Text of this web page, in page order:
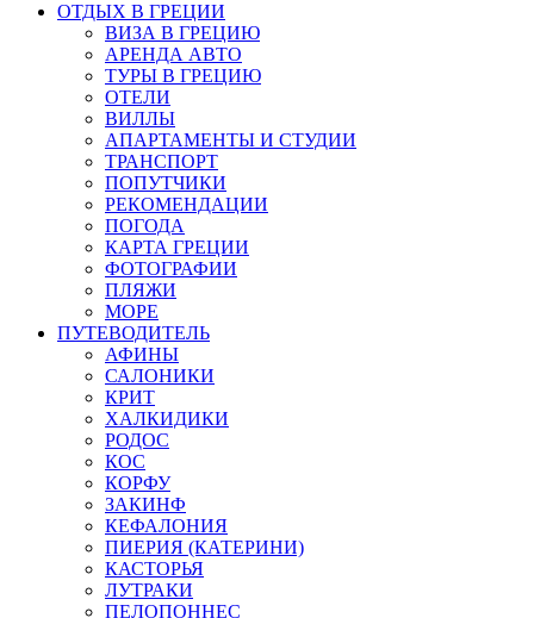
ОТДЫХ В ГРЕЦИИ
ВИЗА В ГРЕЦИЮ
АРЕНДА АВТО
ТУРЫ В ГРЕЦИЮ
ОТЕЛИ
ВИЛЛЫ
АПАРТАМЕНТЫ И СТУДИИ
ТРАНСПОРТ
ПОПУТЧИКИ
РЕКОМЕНДАЦИИ
ПОГОДА
КАРТА ГРЕЦИИ
ФОТОГРАФИИ
ПЛЯЖИ
МОРЕ
ПУТЕВОДИТЕЛЬ
АФИНЫ
САЛОНИКИ
КРИТ
ХАЛКИДИКИ
РОДОС
КОС
КОРФУ
ЗАКИНФ
КЕФАЛОНИЯ
ПИЕРИЯ (КАТЕРИНИ)
КАСТОРЬЯ
ЛУТРАКИ
ПЕЛОПОННЕС